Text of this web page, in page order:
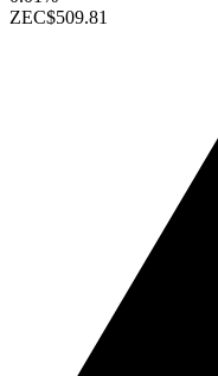
ZEC$509.81